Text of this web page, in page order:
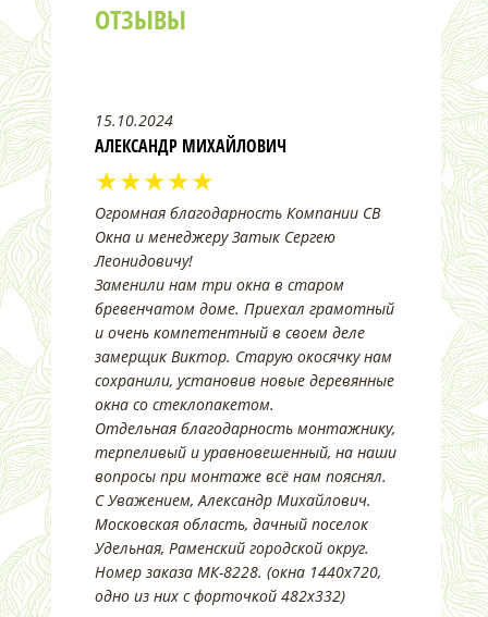
ОТЗЫВЫ
15.10.2024
АЛЕКСАНДР МИХАЙЛОВИЧ
★★★★★
Огромная благодарность Компании СВ
Окна и менеджеру Затык Сергею
Леонидовичу!
Заменили нам три окна в старом
бревенчатом доме. Приехал грамотный
и очень компетентный в своем деле
замерщик Виктор. Старую окосячку нам
сохранили, установив новые деревянные
окна со стеклопакетом.
Отдельная благодарность монтажнику,
терпеливый и уравновешенный, на наши
вопросы при монтаже всё нам пояснял.
С Уважением, Александр Михайлович.
Московская область, дачный поселок
Удельная, Раменский городской округ.
Номер заказа МК-8228. (окна 1440х720,
одно из них с форточкой 482х332)